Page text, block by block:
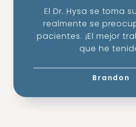
El Dr. Hysa se toma
realmente se
pacientes. ¡El mejor
que he
Brandon